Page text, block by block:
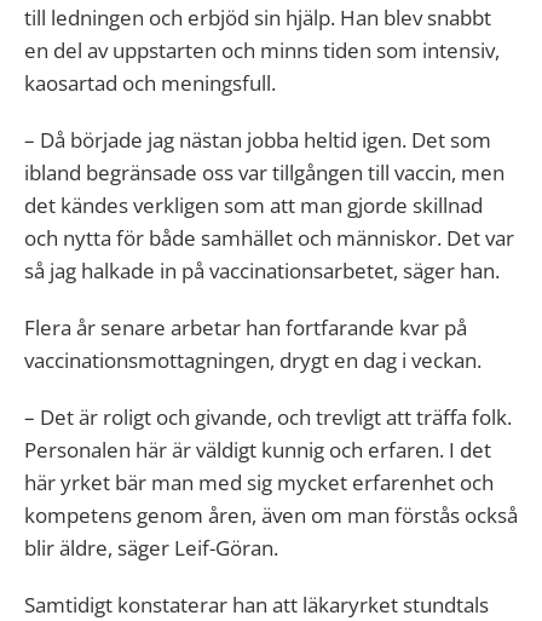
till ledningen och erbjöd sin hjälp. Han blev snabbt
en del av uppstarten och minns tiden som intensiv,
kaosartad och meningsfull.
– Då började jag nästan jobba heltid igen. Det som
ibland begränsade oss var tillgången till vaccin, men
det kändes verkligen som att man gjorde skillnad
och nytta för både samhället och människor. Det var
så jag halkade in på vaccinationsarbetet, säger han.
Flera år senare arbetar han fortfarande kvar på
vaccinationsmottagningen, drygt en dag i veckan.
– Det är roligt och givande, och trevligt att träffa folk.
Personalen här är väldigt kunnig och erfaren. I det
här yrket bär man med sig mycket erfarenhet och
kompetens genom åren, även om man förstås också
blir äldre, säger Leif-Göran.
Samtidigt konstaterar han att läkaryrket stundtals